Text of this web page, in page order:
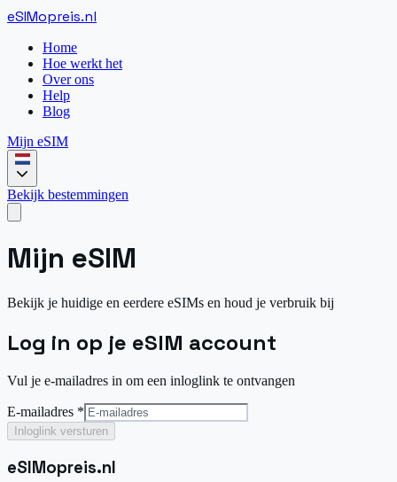
eSIMopreis.nl
Home
Hoe werkt het
Over ons
Help
Blog
Mijn eSIM
Bekijk bestemmingen
Mijn eSIM
Bekijk je huidige en eerdere eSIMs en houd je verbruik bij
Log in op je eSIM account
Vul je e-mailadres in om een inloglink te ontvangen
E-mailadres *
Inloglink versturen
eSIMopreis.nl